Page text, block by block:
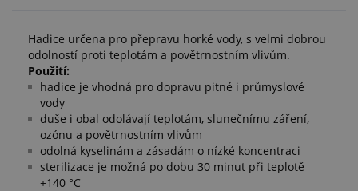
Hadice určena pro přepravu horké vody, s velmi dobrou
odolností proti teplotám a povětrnostním vlivům.
Použití:
hadice je vhodná pro dopravu pitné i průmyslové
vody
duše i obal odolávají teplotám, slunečnímu záření,
ozónu a povětrnostním vlivům
odolná kyselinám a zásadám o nízké koncentraci
sterilizace je možná po dobu 30 minut při teplotě
+140 °C